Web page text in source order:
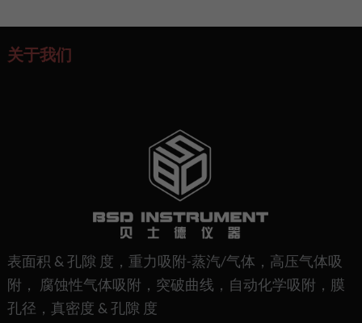
关于我们
表面积 & 孔隙 度，重力吸附-蒸汽/气体，高压气体吸
附， 腐蚀性气体吸附，突破曲线，自动化学吸附，膜
孔径，真密度 & 孔隙 度